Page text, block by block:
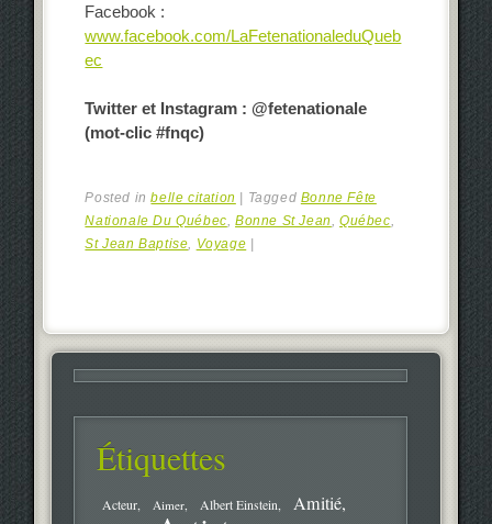
Facebook :
www.facebook.com/LaFetenationaleduQueb
ec
Twitter et Instagram : @fetenationale
(mot-clic #fnqc)
Posted inbelle citation | Tagged Bonne Fête
Nationale Du Québec ,Bonne St Jean ,Québec
St Jean Baptise
Voyage |
Étiquettes
Acteur Aimer Albert Einstein Amitié